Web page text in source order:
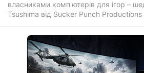
власниками комп'ютерів для ігор –
Tsushima від Sucker Punch Productions
летять за вітром та неймовірною
динамічних поєдинків на катанах.